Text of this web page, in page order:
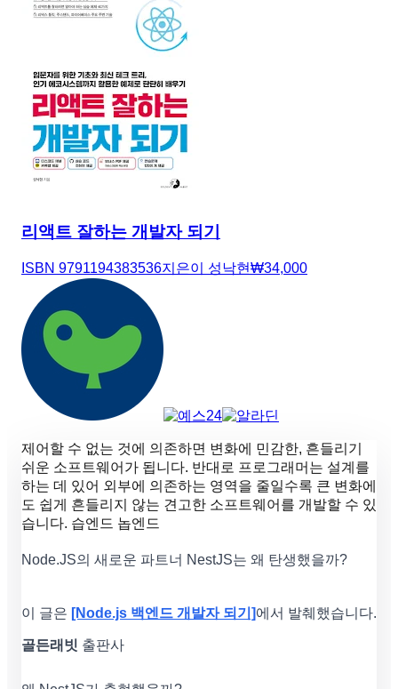
리액트 잘하는 개발자 되기
ISBN 9791194383536지은이 성낙현₩34,000
제어할 수 없는 것에 의존하면 변화에 민감한, 흔들리기
쉬운 소프트웨어가 됩니다. 반대로 프로그래머는 설계를
하는 데 있어 외부에 의존하는 영역을 줄일수록 큰 변화에
도 쉽게 흔들리지 않는 견고한 소프트웨어를 개발할 수 있
습니다. 습엔드 놉엔드
Node.JS의 새로운 파트너 NestJS는 왜 탄생했을까?
이 글은 [Node.js 백엔드 개발자 되기]에서 발췌했습니다.
골든래빗 출판사